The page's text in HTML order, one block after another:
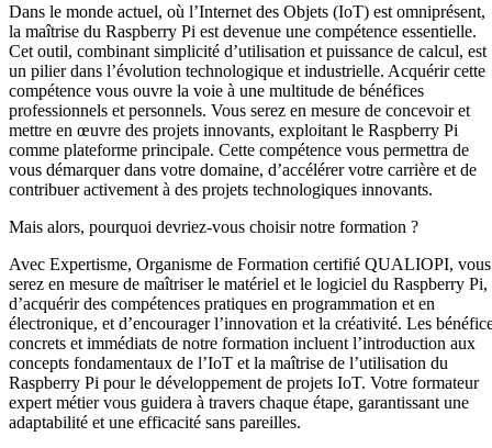
Dans le monde actuel, où l’Internet des Objets (IoT) est omniprésent,
la maîtrise du Raspberry Pi est devenue une compétence essentielle.
Cet outil, combinant simplicité d’utilisation et puissance de calcul, est
un pilier dans l’évolution technologique et industrielle. Acquérir cette
compétence vous ouvre la voie à une multitude de bénéfices
professionnels et personnels. Vous serez en mesure de concevoir et
mettre en œuvre des projets innovants, exploitant le Raspberry Pi
comme plateforme principale. Cette compétence vous permettra de
vous démarquer dans votre domaine, d’accélérer votre carrière et de
contribuer activement à des projets technologiques innovants.
Mais alors, pourquoi devriez-vous choisir notre formation ?
Avec Expertisme, Organisme de Formation certifié QUALIOPI, vous
serez en mesure de maîtriser le matériel et le logiciel du Raspberry Pi,
d’acquérir des compétences pratiques en programmation et en
électronique, et d’encourager l’innovation et la créativité. Les
concrets et immédiats de notre formation incluent l’introduction aux
concepts fondamentaux de l’IoT et la maîtrise de l’utilisation du
Raspberry Pi pour le développement de projets IoT. Votre formateur
expert métier vous guidera à travers chaque étape, garantissant une
adaptabilité et une efficacité sans pareilles.